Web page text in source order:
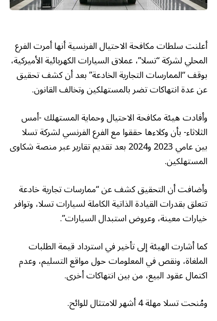
أعلنت سلطات مكافحة الاحتيال الفرنسية أنها أمرت الفرع
المحلي لشركة “تسلا”، عملاق السيارات الكهربائية الأميركية،
بوقف “الممارسات التجارية الخادعة” بعد أن كشف تحقيق
عن عدة انتهاكات تضر بالمستهلكين وتخالف القانون.
وأفادت هيئة مكافحة الاحتيال وحماية المستهلك -أمس
الثلاثاء- بأن وكلاءها حققوا مع الفرع الفرنسي لشركة تسلا
بين عامي 2023 و2024 بعد تقديم تقارير عبر منصة شكاوى
المستهلكين.
وأضافت أن التحقيق كشف عن “ممارسات تجارية خادعة
تتعلق بقدرات القيادة الذاتية الكاملة لسيارات تسلا، وتوافر
خيارات معينة، وعروض استبدال السيارات”.
كما أشارت الهيئة إلى تأخير في استرداد قيمة الطلبات
الملغاة، ونقص في المعلومات حول مواقع التسليم، وعدم
اكتمال عقود البيع، من بين انتهاكات أخرى.
ومُنحت تسلا مهلة 4 أشهر للامتثال للوائح.